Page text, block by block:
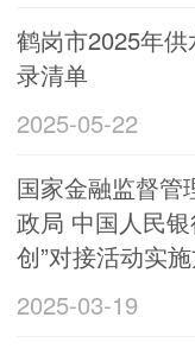
鹤岗市2025年
录清单
2025-05-22
国家金融监督管
政局 中国人民
创”对接活动实
2025-03-19